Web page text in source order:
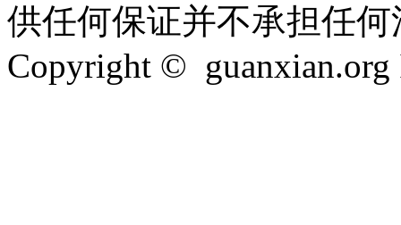
供任何保证并不承担任
Copyright © guanxian.org